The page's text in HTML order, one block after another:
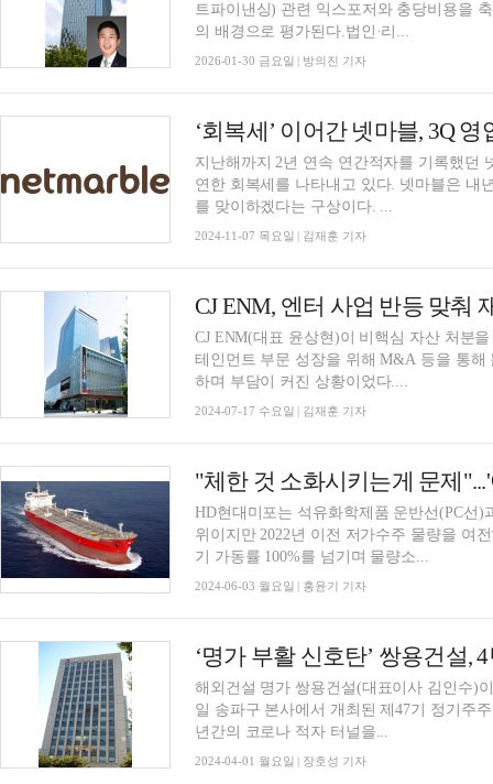
트파이낸싱) 관련 익스포저와 충당비용을
의 배경으로 평가된다.법인·리...
2026-01-30 금요일 | 방의진 기자
‘회복세’ 이어간 넷마블, 3Q
지난해까지 2년 연속 연간적자를 기록했던
연한 회복세를 나타내고 있다. 넷마블은 내
를 맞이하겠다는 구상이다. ...
2024-11-07 목요일 | 김재훈 기자
CJ ENM, 엔터 사업 반등 맞춰
CJ ENM(대표 윤상현)이 비핵심 자산 처분
테인먼트 부문 성장을 위해 M&A 등을 통
하며 부담이 커진 상황이었다....
2024-07-17 수요일 | 김재훈 기자
HD현대미포는 석유화학제품 운반선(PC선
위이지만 2022년 이전 저가수주 물량을 여
기 가동률 100%를 넘기며 물량소...
2024-06-03 월요일 | 홍윤기 기자
‘명가 부활 신호탄’ 쌍용건설,
해외건설 명가 쌍용건설(대표이사 김인수)이 4년만
일 송파구 본사에서 개최된 제47기 정기주
년간의 코로나 적자 터널을...
2024-04-01 월요일 | 장호성 기자